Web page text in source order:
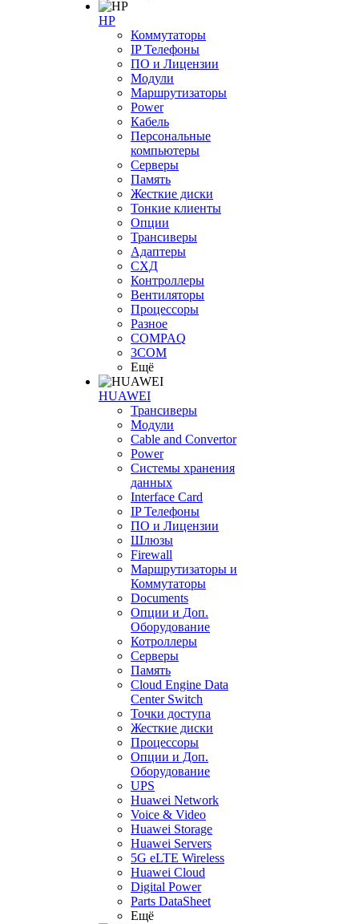
HP
Коммутаторы
IP Телефоны
ПО и Лицензии
Модули
Маршрутизаторы
Power
Кабель
Персональные
компьютеры
Серверы
Память
Жесткие диски
Тонкие клиенты
Опции
Трансиверы
Адаптеры
СХД
Контроллеры
Вентиляторы
Процессоры
Разное
COMPAQ
3COM
Ещё
HUAWEI
Трансиверы
Модули
Cable and Convertor
Power
Системы хранения
данных
Interface Card
IP Телефоны
ПО и Лицензии
Шлюзы
Firewall
Маршрутизаторы и
Коммутаторы
Documents
Опции и Доп.
Оборудование
Котроллеры
Серверы
Память
Cloud Engine Data
Center Switch
Точки доступа
Жесткие диски
Процессоры
Опции и Доп.
Оборудование
UPS
Huawei Network
Voice & Video
Huawei Storage
Huawei Servers
5G eLTE Wireless
Huawei Cloud
Digital Power
Parts DataSheet
Ещё